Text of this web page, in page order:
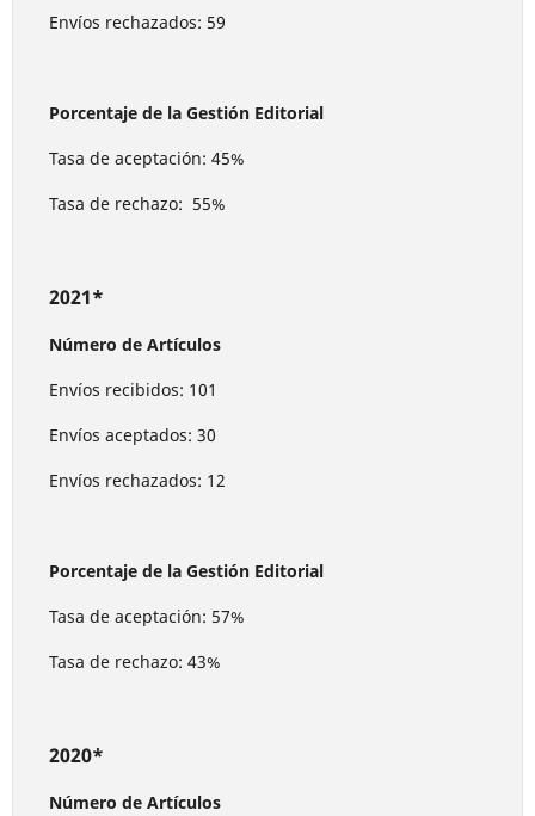
Envíos rechazados: 59
Porcentaje de la Gestión Editorial
Tasa de aceptación: 45%
Tasa de rechazo: 55%
2021*
Número de Artículos
Envíos recibidos: 101
Envíos aceptados: 30
Envíos rechazados: 12
Porcentaje de la Gestión Editorial
Tasa de aceptación: 57%
Tasa de rechazo: 43%
2020*
Número de Artículos